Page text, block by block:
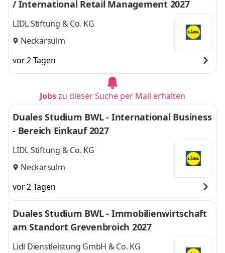
/ International Retail Management 2027
LIDL Stiftung & Co. KG
Neckarsulm
vor 2 Tagen
Jobszu dieser Suche per Mail erhalten
Duales Studium BWL - International Business
- Bereich Einkauf 2027
LIDL Stiftung & Co. KG
Neckarsulm
vor 2 Tagen
Duales Studium BWL - Immobilienwirtschaft
am Standort Grevenbroich 2027
Lidl Dienstleistung GmbH & Co. KG